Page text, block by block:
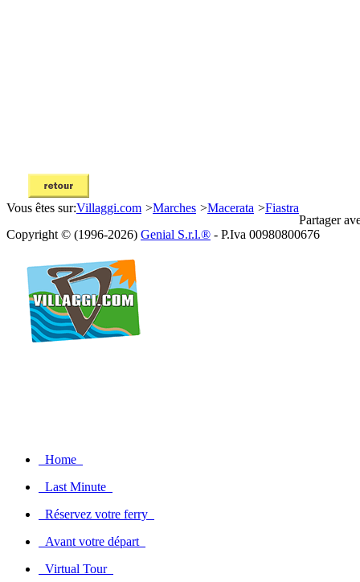
Vous êtes sur:Villaggi.com >Marches >Macerata >Fiastra
Partager
Copyright © (1996-2026) Genial S.r.l.® - P.Iva 00980800676
Home
Last Minute
Réservez votre ferry
Avant votre départ
Virtual Tour